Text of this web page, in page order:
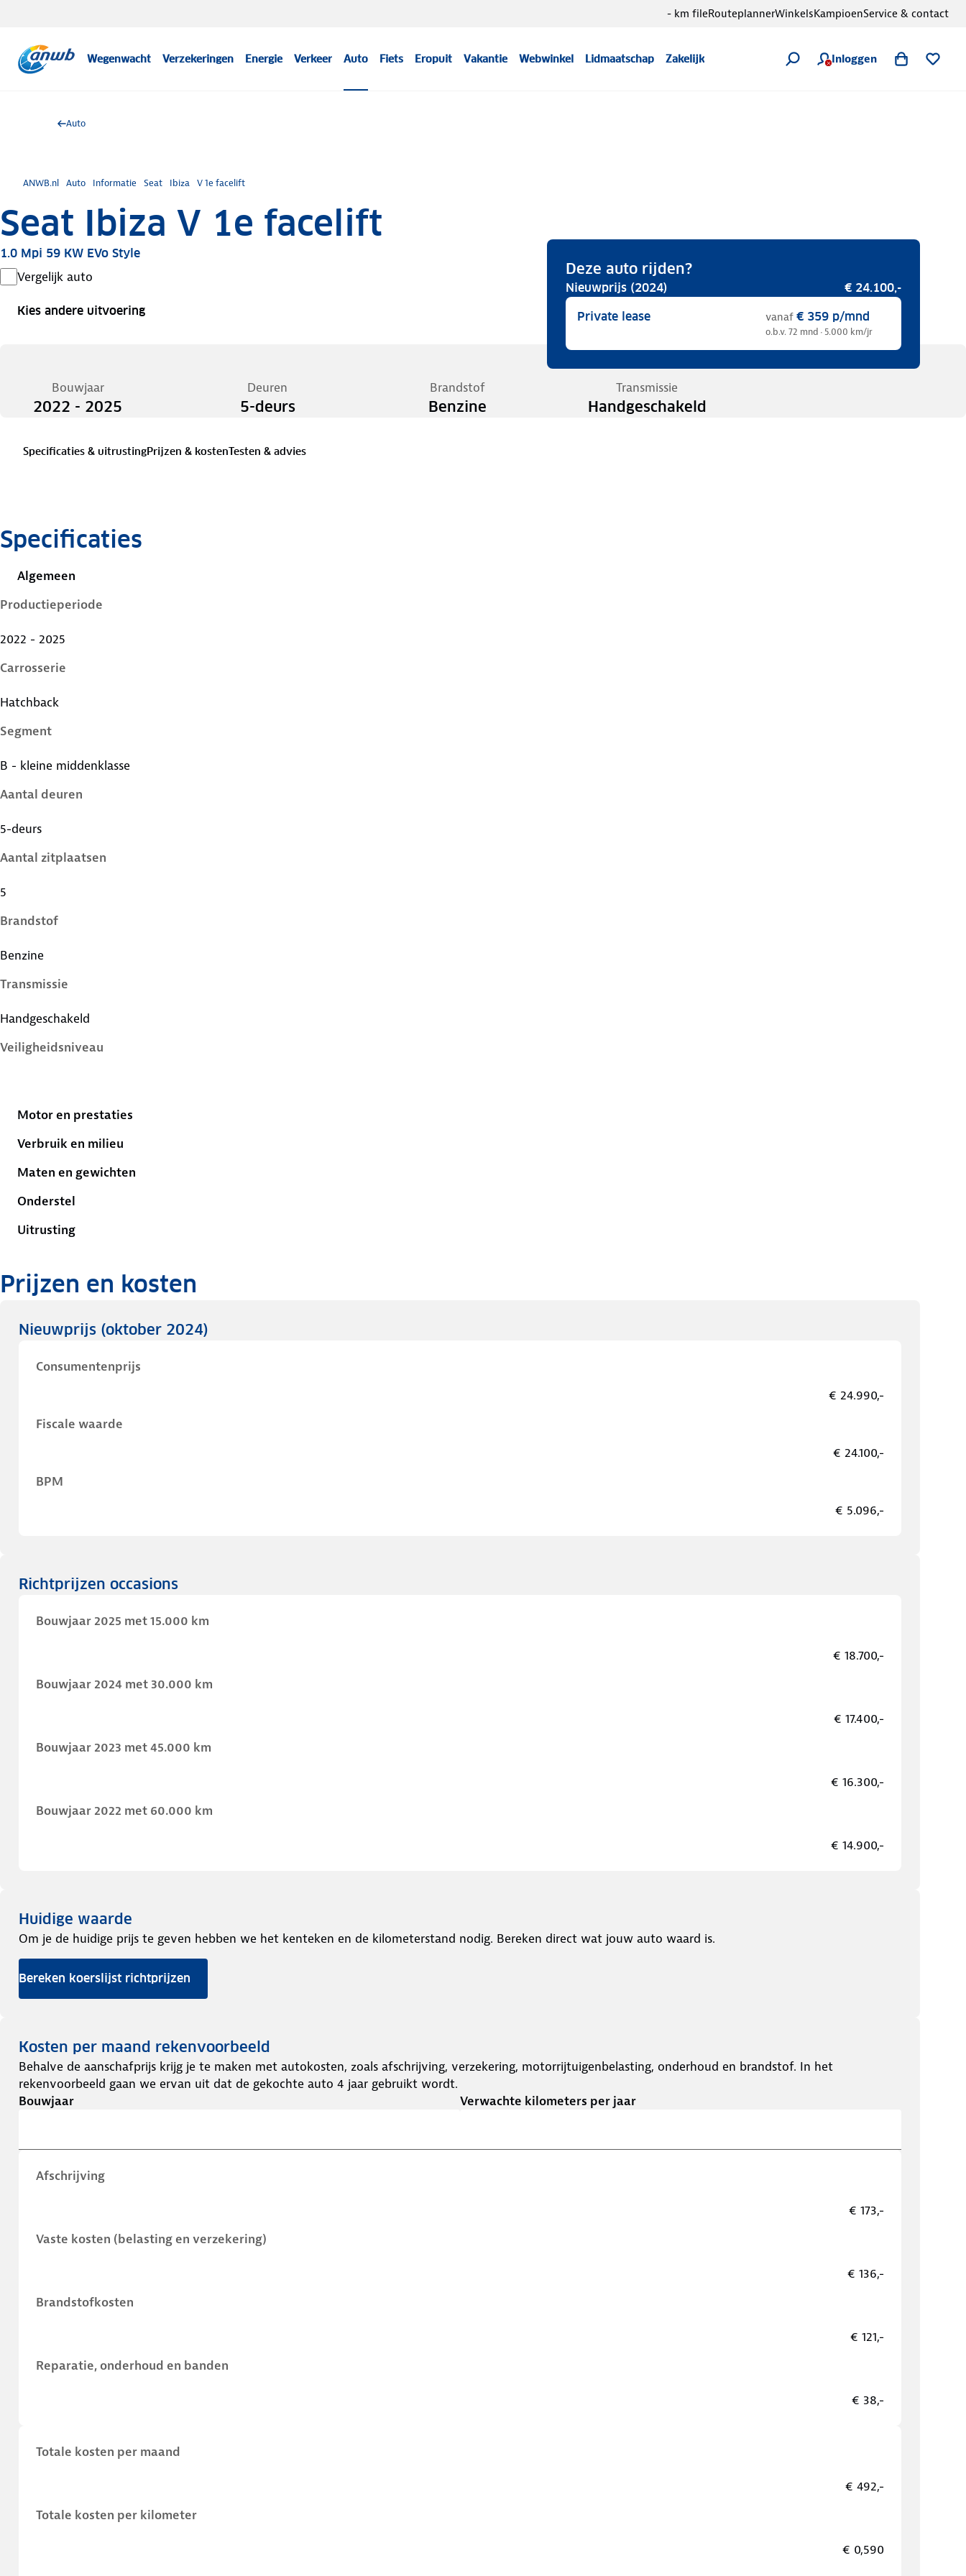
Wegenwacht Verzekeringen Energie Verkeer Auto Fiets Eropuit Vakantie Webwinkel Lidmaatschap Zakelijk Inloggen
- km fileRouteplannerWinkelsKampioenService & contact
Auto
ANWB.nl Auto Informatie Seat Ibiza V 1e facelift
Seat Ibiza V 1e facelift
1.0 Mpi 59 KW EVo Style
Vergelijk auto
Kies andere uitvoering
Deze auto rijden?
Nieuwprijs (2024)
€ 24.100,-
Private lease
vanaf € 359p/mnd
o.b.v. 72 mnd · 5.000 km/jr
Bouwjaar
2022 - 2025
Deuren
5-deurs
Brandstof
Benzine
Transmissie
Handgeschakeld
Specificaties & uitrustingPrijzen & kostenTesten & advies
Specificaties
Algemeen
Productieperiode
2022 - 2025
Carrosserie
Hatchback
Segment
B - kleine middenklasse
Aantal deuren
5-deurs
Aantal zitplaatsen
5
Brandstof
Benzine
Transmissie
Handgeschakeld
Veiligheidsniveau
Motor en prestaties
Verbruik en milieu
Maten en gewichten
Onderstel
Uitrusting
Prijzen en kosten
Nieuwprijs (oktober 2024)
Consumentenprijs
€ 24.990,-
Fiscale waarde
€ 24.100,-
BPM
€ 5.096,-
Richtprijzen occasions
Bouwjaar 2025 met 15.000 km
€ 18.700,-
Bouwjaar 2024 met 30.000 km
€ 17.400,-
Bouwjaar 2023 met 45.000 km
€ 16.300,-
Bouwjaar 2022 met 60.000 km
€ 14.900,-
Huidige waarde
Om je de huidige prijs te geven hebben we het kenteken en de kilometerstand nodig. Bereken direct wat jouw auto waard is.
Bereken koerslijst richtprijzen
Kosten per maand rekenvoorbeeld
Behalve de aanschafprijs krijg je te maken met autokosten, zoals afschrijving, verzekering, motorrijtuigenbelasting, onderhoud en brandstof. In het
rekenvoorbeeld gaan we ervan uit dat de gekochte auto 4 jaar gebruikt wordt.
Bouwjaar
Verwachte kilometers per jaar
Afschrijving
€ 173,-
Vaste kosten (belasting en verzekering)
€ 136,-
Brandstofkosten
€ 121,-
Reparatie, onderhoud en banden
€ 38,-
Totale kosten per maand
€ 492,-
Totale kosten per kilometer
€ 0,590